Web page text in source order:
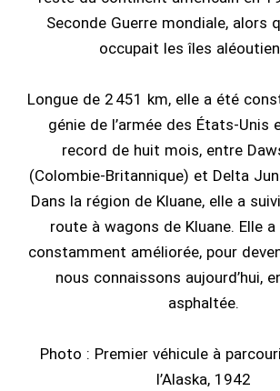
Seconde Guerre mondiale, alors
occupait les îles
Longue de 2 451 km, elle a été
génie de l’armée des États-Unis
record de huit mois, entre
(Colombie-Britannique) et Delta
Dans la région de Kluane, elle a
route à wagons de Kluane. Elle
constamment améliorée, pour
nous connaissons aujourd’hui,
asphaltée.
Photo : Premier véhicule à
l’Alaska, 1942